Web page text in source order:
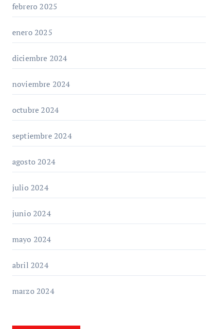
febrero 2025
enero 2025
diciembre 2024
noviembre 2024
octubre 2024
septiembre 2024
agosto 2024
julio 2024
junio 2024
mayo 2024
abril 2024
marzo 2024